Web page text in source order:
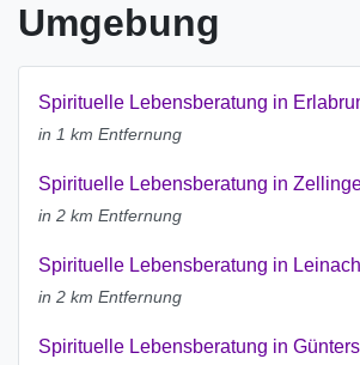
Umgebung
Spirituelle Lebensberatung in
in 1 km Entfernung
Spirituelle Lebensberatung in
in 2 km Entfernung
Spirituelle Lebensberatung in
in 2 km Entfernung
Spirituelle Lebensberatung in